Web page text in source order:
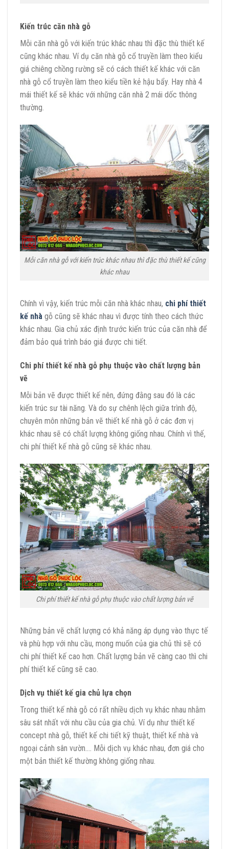
Kiến trúc căn nhà gỗ
Mỗi căn nhà gỗ với kiến trúc khác nhau thì đặc thù thiết kế
cũng khác nhau. Ví dụ căn nhà gỗ cổ truyền làm theo kiểu
giá chiêng chồng rường sẽ có cách thiết kế khác với căn
nhà gỗ cổ truyền làm theo kiểu tiền kẻ hậu bẩy. Hay nhà 4
mái thiết kế sẽ khác với những căn nhà 2 mái dốc thông
thường.
Mỗi căn nhà gỗ với kiến trúc khác nhau thì đặc thù thiết kế cũng
khác nhau
Chính vì vậy, kiến trúc mỗi căn nhà khác nhau, chi phí thiết
kế nhà gỗ cũng sẽ khác nhau vì được tính theo cách thức
khác nhau. Gia chủ xác định trước kiến trúc của căn nhà để
đảm bảo quá trình báo giá được chi tiết.
Chi phí thiết kế nhà gỗ phụ thuộc vào chất lượng bản
vẽ
Mỗi bản vẽ được thiết kế nên, đứng đằng sau đó là các
kiến trúc sư tài năng. Và do sự chênh lệch giữa trình độ,
chuyên môn những bản vẽ thiết kế nhà gỗ ở các đơn vị
khác nhau sẽ có chất lượng không giống nhau. Chính vì thế,
chi phí thiết kế nhà gỗ cũng sẽ khác nhau.
Chi phí thiết kế nhà gỗ phụ thuộc vào chất lượng bản vẽ
Những bản vẽ chất lượng có khả năng áp dụng vào thực tế
và phù hợp với nhu cầu, mong muốn của gia chủ thì sẽ có
chi phí thiết kế cao hơn. Chất lượng bản vẽ càng cao thì chi
phí thiết kế cũng sẽ cao.
Dịch vụ thiết kế gia chủ lựa chọn
Trong thiết kế nhà gỗ có rất nhiều dịch vụ khác nhau nhằm
sâu sát nhất với nhu cầu của gia chủ. Ví dụ như thiết kế
concept nhà gỗ, thiết kế chi tiết kỹ thuật, thiết kế nhà và
ngoại cảnh sân vườn…. Mỗi dịch vụ khác nhau, đơn giá cho
một bản thiết kế thường không giống nhau.